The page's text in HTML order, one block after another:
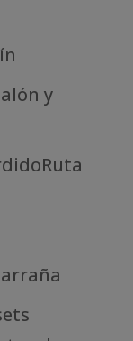
y